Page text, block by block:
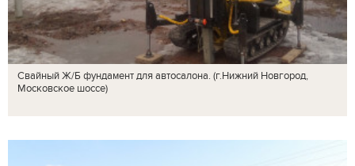
Свайный Ж/Б фундамент для автосалона. (г.Нижний Новгород,
Московское шоссе)